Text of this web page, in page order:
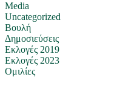
Media
Uncategorized
Βουλή
Δημοσιεύσεις
Εκλογές 2019
Εκλογές 2023
Ομιλίες